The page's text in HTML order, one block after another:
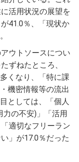
活用状況の展望を
41.0％、「現状か
ウトソースについ
ずねたところ、
くなり、「特に課
機密情報等の流出
としては、「個人
力の不安)」「活用
適切なフリーラン
」が17.0％だった